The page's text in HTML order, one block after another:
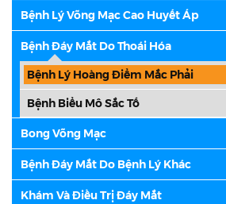
Bệnh Lý Võng Mạc Cao Huyết Áp
Bệnh Đáy Mắt Do Thoái Hóa
Bệnh Lý Hoàng Điểm Mắc Phải
Bệnh Biểu Mô Sắc Tố
Bong Võng Mạc
Bệnh Đáy Mắt Do Bệnh Lý Khác
Khám Và Điều Trị Đáy Mắt